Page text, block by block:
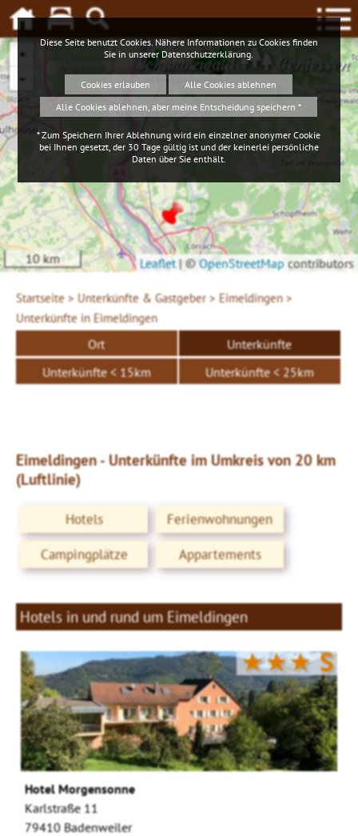
Schwarzwald Geniessen
+
−
10 km Leaflet |©OpenStreetMap contributors
Startseite > Unterkünfte & Gastgeber > Eimeldingen >
Unterkünfte in Eimeldingen
Ort
Unterkünfte
Unterkünfte < 15km
Unterkünfte < 25km
Eimeldingen - Unterkünfte im Umkreis von 20 km
(Luftlinie)
Hotels
Ferienwohnungen
Campingplätze
Appartements
Hotels in und rund um Eimeldingen
★★★S
Hotel Morgensonne
Karlstraße 11
79410 Badenweiler
Diese Seite benutzt Cookies. Nähere Informationen zu Cookies finden
Sie in unsererDatenschutzerklärung
Cookies erlauben
Alle Cookies ablehnen
Alle Cookies ablehnen, aber meine Entscheidung speichern *
* Zum Speichern Ihrer Ablehnung wird ein einzelner anonymer Cookie
bei Ihnen gesetzt, der 30 Tage gültig ist und der keinerlei persönliche
Daten über Sie enthält.